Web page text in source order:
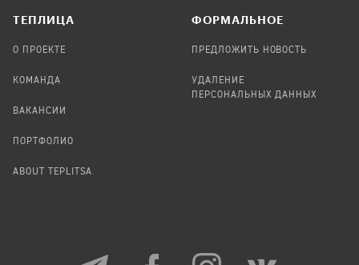
TЕПЛИЦА
О ПРОЕКТЕ
КОМАНДА
ВАКАНСИИ
ПОРТФОЛИО
ABOUT TEPLITSA
ФОРМАЛЬНОЕ
ПРЕДЛОЖИТЬ НОВОСТЬ
УДАЛЕНИЕ
ПЕРСОНАЛЬНЫХ ДАННЫХ